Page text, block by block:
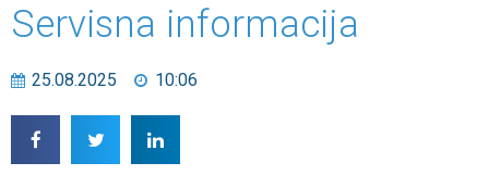
Servisna informacija
25.08.2025 10:06